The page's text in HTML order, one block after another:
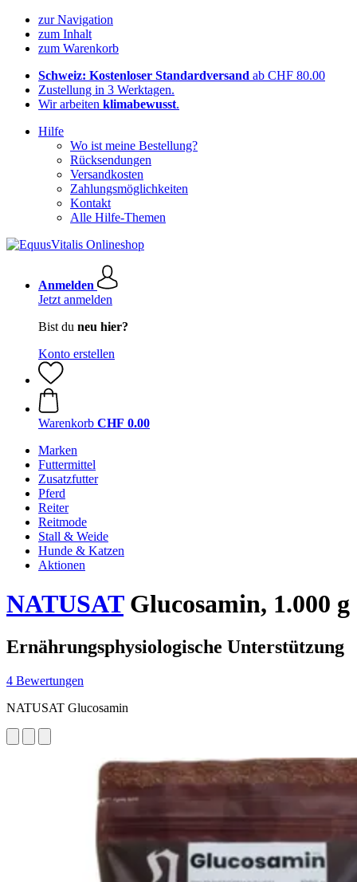
zur Navigation
zum Inhalt
zum Warenkorb
Schweiz: Kostenloser Standardversand ab CHF 80.00
Zustellung in 3 Werktagen.
Wir arbeiten klimabewusst.
Hilfe
Wo ist meine Bestellung?
Rücksendungen
Versandkosten
Zahlungsmöglichkeiten
Kontakt
Alle Hilfe-Themen
Anmelden
Jetzt anmelden
Bist du neu hier?
Konto erstellen
Warenkorb CHF 0.00
Marken
Futtermittel
Zusatzfutter
Pferd
Reiter
Reitmode
Stall & Weide
Hunde & Katzen
Aktionen
NATUSATGlucosamin, 1.000 g
Ernährungsphysiologische Unterstützung
4 Bewertungen
NATUSAT Glucosamin